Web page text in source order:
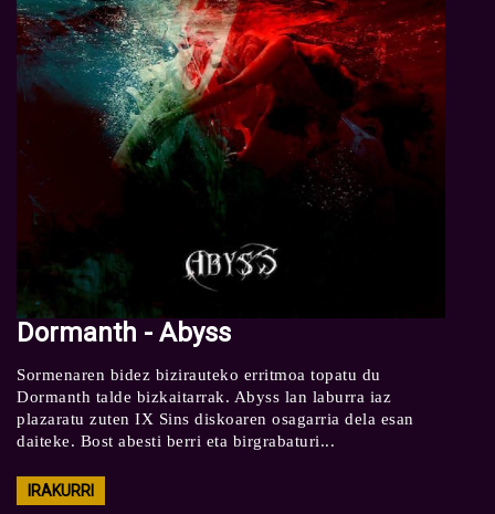
Dormanth - Abyss
Sormenaren bidez bizirauteko erritmoa topatu du
Dormanth talde bizkaitarrak. Abyss lan laburra iaz
plazaratu zuten IX Sins diskoaren osagarria dela esan
daiteke. Bost abesti berri eta birgrabaturi...
IRAKURRI